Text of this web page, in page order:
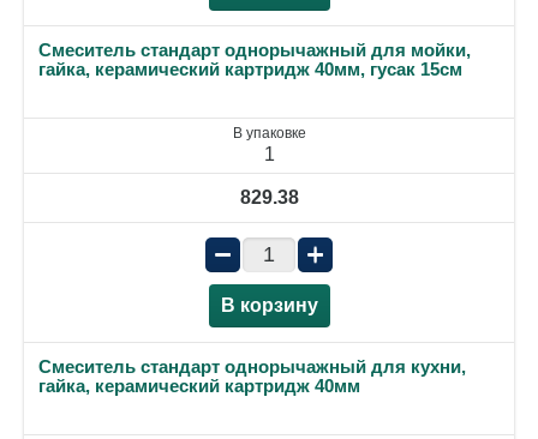
Смеситель стандарт однорычажный для мойки,
гайка, керамический картридж 40мм, гусак 15см
В упаковке
1
829.38
− +
В корзину
Смеситель стандарт однорычажный для кухни,
гайка, керамический картридж 40мм